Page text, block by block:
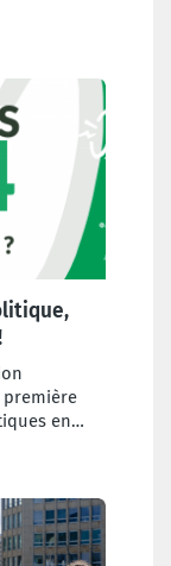
première
en
pas